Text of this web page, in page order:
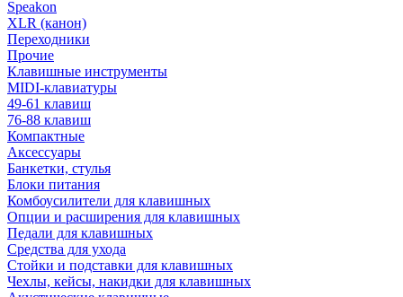
Speakon
XLR (канон)
Переходники
Прочие
Клавишные инструменты
MIDI-клавиатуры
49-61 клавиш
76-88 клавиш
Компактные
Аксессуары
Банкетки, стулья
Блоки питания
Комбоусилители для клавишных
Опции и расширения для клавишных
Педали для клавишных
Средства для ухода
Стойки и подставки для клавишных
Чехлы, кейсы, накидки для клавишных